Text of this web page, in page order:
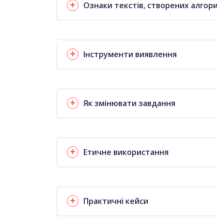
Ознаки текстів, створених
Інструменти виявлення
Як змінювати завдання
Етичне використання
Практичні кейси